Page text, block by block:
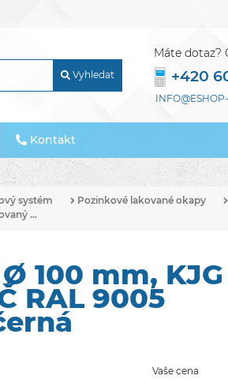
Vyhledat
Máte dotaz?
+420
Kontakt
systém Pozinkové lakované okapy
...
100 mm,
RAL 9005
Vaše cena